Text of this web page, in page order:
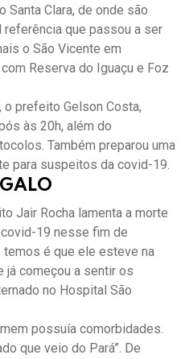
Clara, de onde são
que passou a ser
o São Vicente em
Reserva do Iguaçu e Foz
o prefeito Gelson Costa,
às 20h, além do
Também preparou uma
para suspeitos da covid-19.
Jair Rocha lamenta a morte
19 nesse fim de
temos é que ele esteve na
já começou a sentir os
no Hospital São
possuía comorbidades.
que veio do Pará”. De